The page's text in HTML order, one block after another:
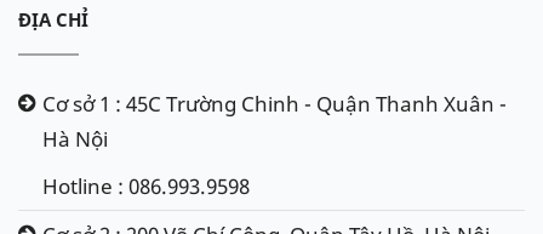
ĐỊA CHỈ
Cơ sở 1 : 45C Trường Chinh - Quận Thanh Xuân -
Hà Nội
Hotline : 086.993.9598